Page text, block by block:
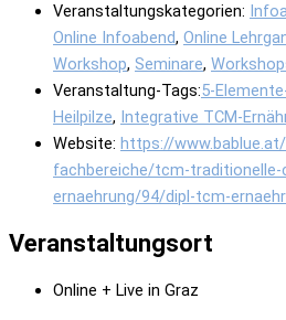
Veranstaltungskategorien:
Online Infoabend, Online
Workshop, Seminare,
Veranstaltung-Tags:5-
Heilpilze, Integrative TCM-
Website: https://
fachbereiche/tcm-traditionelle-
ernaehrung/94/dipl-tcm-
Veranstaltungsort
Online + Live in Graz